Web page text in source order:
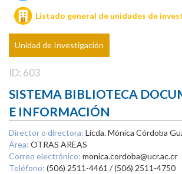
Listado general de unidades de
Unidad de Investigación
ID: 603
SISTEMA BIBLIOTECA
E INFORMACIÓN
Director o directora: Licda. Mónica Córdoba
Área: OTRAS AREAS
Correo electrónico: monica.cordoba@ucr.ac.cr
Teléfono: (506) 2511-4461 / (506) 2511-4750